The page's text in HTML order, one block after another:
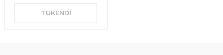
TÜKENDİ